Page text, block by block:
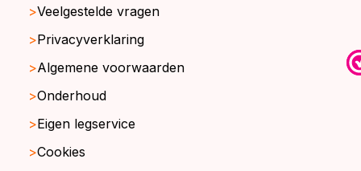
Veelgestelde vragen
Privacyverklaring
Algemene voorwaarden
Onderhoud
Eigen legservice
Cookies